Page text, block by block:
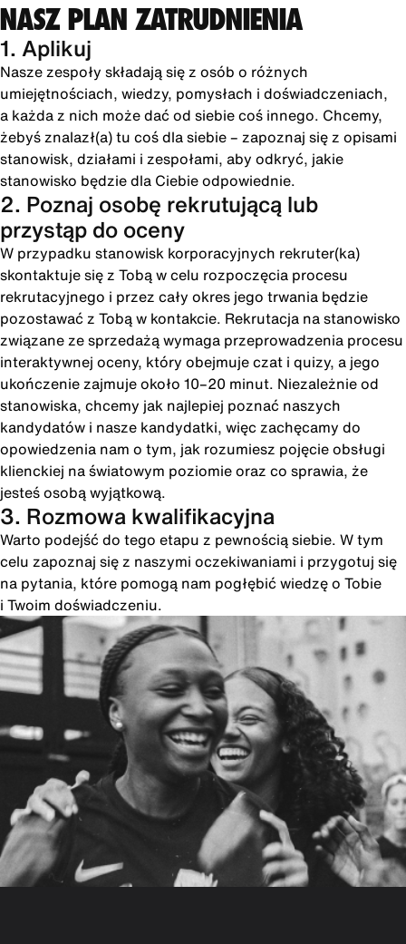
NASZ PLAN ZATRUDNIENIA
1. Aplikuj
Nasze zespoły składają się z osób o różnych
umiejętnościach, wiedzy, pomysłach i doświadczeniach,
a każda z nich może dać od siebie coś innego. Chcemy,
żebyś znalazł(a) tu coś dla siebie – zapoznaj się z opisami
stanowisk, działami i zespołami, aby odkryć, jakie
stanowisko będzie dla Ciebie odpowiednie.
2. Poznaj osobę rekrutującą lub
przystąp do oceny
W przypadku stanowisk korporacyjnych rekruter(ka)
skontaktuje się z Tobą w celu rozpoczęcia procesu
rekrutacyjnego i przez cały okres jego trwania będzie
pozostawać z Tobą w kontakcie. Rekrutacja na stanowisko
związane ze sprzedażą wymaga przeprowadzenia procesu
interaktywnej oceny, który obejmuje czat i quizy, a jego
ukończenie zajmuje około 10–20 minut. Niezależnie od
stanowiska, chcemy jak najlepiej poznać naszych
kandydatów i nasze kandydatki, więc zachęcamy do
opowiedzenia nam o tym, jak rozumiesz pojęcie obsługi
klienckiej na światowym poziomie oraz co sprawia, że
jesteś osobą wyjątkową.
3. Rozmowa kwalifikacyjna
Warto podejść do tego etapu z pewnością siebie. W tym
celu zapoznaj się z naszymi oczekiwaniami i przygotuj się
na pytania, które pomogą nam pogłębić wiedzę o Tobie
i Twoim doświadczeniu.